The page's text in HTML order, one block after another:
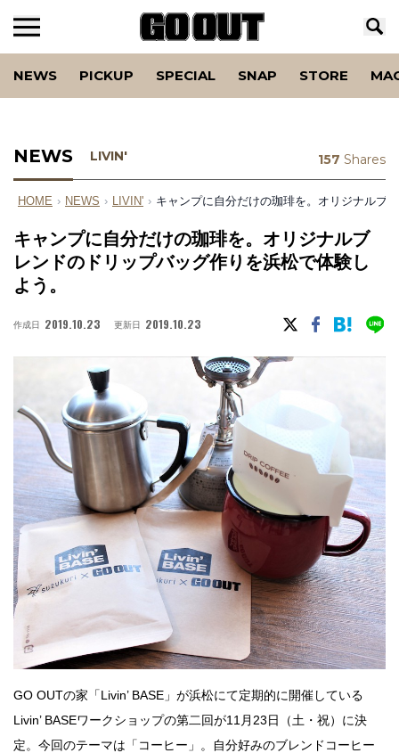
NEWS PICKUP SPECIAL SNAP STORE
NEWS LIVIN'
HOME › NEWS › LIVIN' › キャンプに自分だけの珈琲を。オリジナルブ
キャンプに自分だけの珈琲を。オリジナルブ
レンドのドリップバッグ作りを浜松で体験し
よう。
作成日 2019.10.23 更新日 2019.10.23
157 Shares
GO OUTの家「Livin’ BASE」が浜松にて定期的に開催している
Livin’ BASEワークショップの第二回が11月23日（土・祝）に決
定。今回のテーマは「コーヒー」。自分好みのブレンドコーヒー